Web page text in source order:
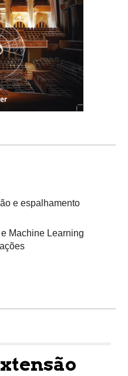
e espalhamento
Machine Learning